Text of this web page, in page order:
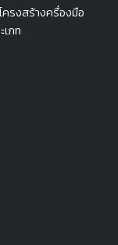
ครงสร้างครื่องมือ
ภท